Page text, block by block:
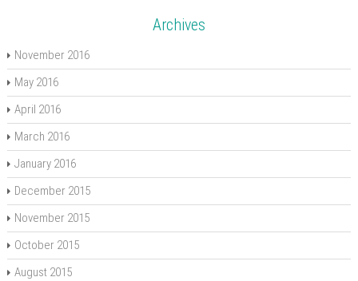
Archives
November 2016
May 2016
April 2016
March 2016
January 2016
December 2015
November 2015
October 2015
August 2015